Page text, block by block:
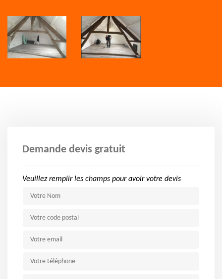
Demande devis gratuit
Veuillez remplir les champs pour avoir votre devis